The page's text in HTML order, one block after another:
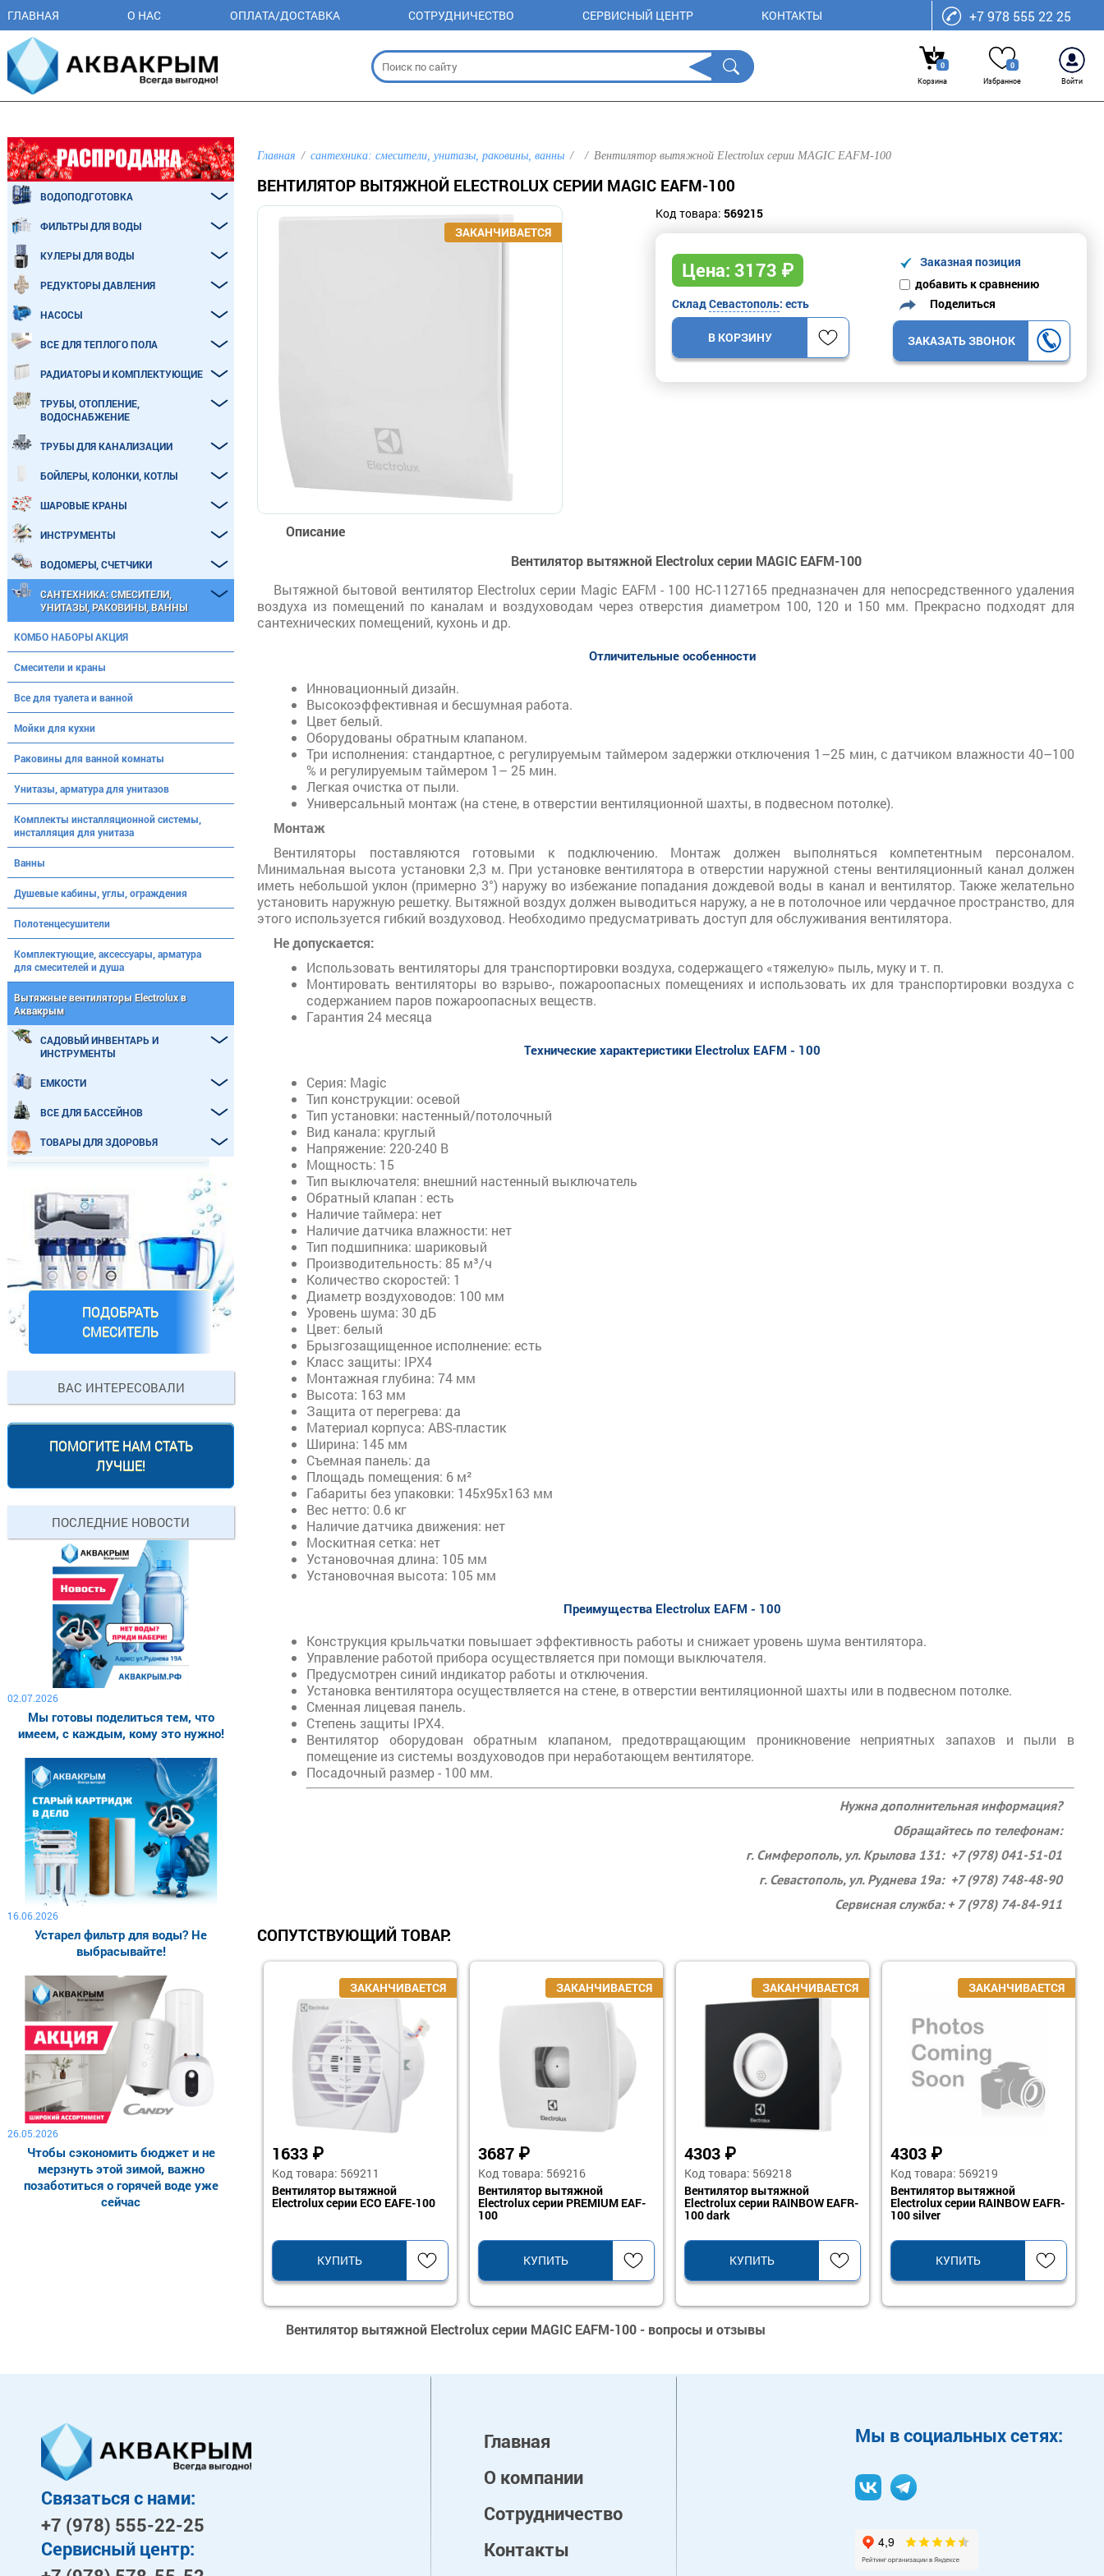
ГЛАВНАЯ О НАС ОПЛАТА/ДОСТАВКА СОТРУДНИЧЕСТВО СЕРВИСНЫЙ ЦЕНТР КОНТАКТЫ +7 978 555 22 25
0
Корзина
0
Избранное
Войти
Главная сантехника: смесители, унитазы, раковины, ванны Вентилятор вытяжной Electrolux серии MAGIC EAFM-100
ВЕНТИЛЯТОР ВЫТЯЖНОЙ ELECTROLUX СЕРИИ MAGIC EAFM-100
Код товара: 569215
Цена: 3173 ₽
Заказная позиция
добавить к сравнению
СкладСевастополь: есть
В КОРЗИНУ
Поделиться
ЗАКАЗАТЬ ЗВОНОК
Описание
Вентилятор вытяжной Electrolux серии MAGIC EAFM-100
Вытяжной бытовой вентилятор Electrolux серии Magic EAFM - 100 НС-1127165 предназначен для непосредственного удаления
воздуха из помещений по каналам и воздуховодам через отверстия диаметром 100, 120 и 150 мм. Прекрасно подходят для
сантехнических помещений, кухонь и др.
Отличительные особенности
Инновационный дизайн.
Высокоэффективная и бесшумная работа.
Цвет белый.
Оборудованы обратным клапаном.
Три исполнения: стандартное, с регулируемым таймером задержки отключения 1–25 мин, с датчиком влажности 40–100
% и регулируемым таймером 1– 25 мин.
Легкая очистка от пыли.
Универсальный монтаж (на стене, в отверстии вентиляционной шахты, в подвесном потолке).
Монтаж
Вентиляторы поставляются готовыми к подключению. Монтаж должен выполняться компетентным персоналом.
Минимальная высота установки 2,3 м. При установке вентилятора в отверстии наружной стены вентиляционный канал должен
иметь небольшой уклон (примерно 3°) наружу во избежание попадания дождевой воды в канал и вентилятор. Также желательно
установить наружную решетку. Вытяжной воздух должен выводиться наружу, а не в потолочное или чердачное пространство, для
этого используется гибкий воздуховод. Необходимо предусматривать доступ для обслуживания вентилятора.
Не допускается:
Использовать вентиляторы для транспортировки воздуха, содержащего «тяжелую» пыль, муку и т. п.
Монтировать вентиляторы во взрыво-, пожароопасных помещениях и использовать их для транспортировки воздуха с
содержанием паров пожароопасных веществ.
Гарантия 24 месяца
Технические характеристики Electrolux EAFM - 100
Серия: Magic
Тип конструкции: осевой
Тип установки: настенный/потолочный
Вид канала: круглый
Напряжение: 220-240 В
Мощность: 15
Тип выключателя: внешний настенный выключатель
Обратный клапан : есть
Наличие таймера: нет
Наличие датчика влажности: нет
Тип подшипника: шариковый
Производительность: 85 м³/ч
Количество скоростей: 1
Диаметр воздуховодов: 100 мм
Уровень шума: 30 дБ
Цвет: белый
Брызгозащищенное исполнение: есть
Класс защиты: IPХ4
Монтажная глубина: 74 мм
Высота: 163 мм
Защита от перегрева: да
Материал корпуса: ABS-пластик
Ширина: 145 мм
Съемная панель: да
Площадь помещения: 6 м²
Габариты без упаковки: 145x95x163 мм
Вес нетто: 0.6 кг
Наличие датчика движения: нет
Москитная сетка: нет
Установочная длина: 105 мм
Установочная высота: 105 мм
Преимущества Electrolux EAFM - 100
Конструкция крыльчатки повышает эффективность работы и снижает уровень шума вентилятора.
Управление работой прибора осуществляется при помощи выключателя.
Предусмотрен синий индикатор работы и отключения.
Установка вентилятора осуществляется на стене, в отверстии вентиляционной шахты или в подвесном потолке.
Сменная лицевая панель.
Степень защиты IPX4.
Вентилятор оборудован обратным клапаном, предотвращающим проникновение неприятных запахов и пыли в
помещение из системы воздуховодов при неработающем вентиляторе.
Посадочный размер - 100 мм.
Нужна дополнительная информация?
Обращайтесь по телефонам:
г. Симферополь, ул. Крылова 131: +7 (978) 041-51-01
г. Севастополь, ул. Руднева 19а: +7 (978) 748-48-90
Сервисная служба: + 7 (978) 74-84-911
СОПУТСТВУЮЩИЙ ТОВАР:
1633 ₽
Код товара: 569211
Вентилятор вытяжной
Electrolux серии ECO EAFE-100
КУПИТЬ
3687 ₽
Код товара: 569216
Вентилятор вытяжной
Electrolux серии PREMIUM EAF-
100
КУПИТЬ
4303 ₽
Код товара: 569218
Вентилятор вытяжной
Electrolux серии RAINBOW EAFR-
100 dark
КУПИТЬ
4303 ₽
Код товара: 569219
Вентилятор вытяжной
Electrolux серии RAINBOW EAFR-
100 silver
КУПИТЬ
Вентилятор вытяжной Electrolux серии MAGIC EAFM-100 - вопросы и отзывы
ВОДОПОДГОТОВКА
ФИЛЬТРЫ ДЛЯ ВОДЫ
КУЛЕРЫ ДЛЯ ВОДЫ
РЕДУКТОРЫ ДАВЛЕНИЯ
НАСОСЫ
ВСЕ ДЛЯ ТЕПЛОГО ПОЛА
РАДИАТОРЫ И КОМПЛЕКТУЮЩИЕ
ТРУБЫ, ОТОПЛЕНИЕ,
ВОДОСНАБЖЕНИЕ
ТРУБЫ ДЛЯ КАНАЛИЗАЦИИ
БОЙЛЕРЫ, КОЛОНКИ, КОТЛЫ
ШАРОВЫЕ КРАНЫ
ИНСТРУМЕНТЫ
ВОДОМЕРЫ, СЧЕТЧИКИ
САНТЕХНИКА: СМЕСИТЕЛИ,
УНИТАЗЫ, РАКОВИНЫ, ВАННЫ
КОМБО НАБОРЫ АКЦИЯ
Смесители и краны
Все для туалета и ванной
Мойки для кухни
Раковины для ванной комнаты
Унитазы, арматура для унитазов
Комплекты инсталляционной системы,
инсталляция для унитаза
Ванны
Душевые кабины, углы, ограждения
Полотенцесушители
Комплектующие, аксессуары, арматура
для смесителей и душа
Вытяжные вентиляторы Electrolux в
Аквакрым
САДОВЫЙ ИНВЕНТАРЬ И
ИНСТРУМЕНТЫ
ЕМКОСТИ
ВСЕ ДЛЯ БАССЕЙНОВ
ТОВАРЫ ДЛЯ ЗДОРОВЬЯ
ПОДОБРАТЬ
СМЕСИТЕЛЬ
ВАС ИНТЕРЕСОВАЛИ
ПОМОГИТЕ НАМ СТАТЬ
ЛУЧШЕ!
ПОСЛЕДНИЕ НОВОСТИ
02.07.2026
Мы готовы поделиться тем, что
имеем, с каждым, кому это нужно!
16.06.2026
Устарел фильтр для воды? Не
выбрасывайте!
26.05.2026
Чтобы сэкономить бюджет и не
мерзнуть этой зимой, важно
позаботиться о горячей воде уже
сейчас
Связаться с нами:
+7 (978) 555-22-25
Сервисный центр:
Главная
О компании
Сотрудничество
Контакты
Mы в социальных сетях: